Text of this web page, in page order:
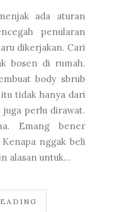
ada aturan
penularan
dikerjakan. Cari
bosen di rumah.
body sbrub
tidak hanya dari
juga perlu dirawat.
Emang bener
nggak beli
alasan untuk...